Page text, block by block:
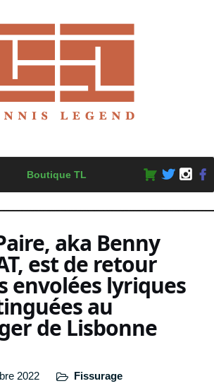
Boutique TL
aka Benny
est de retour
envolées lyriques
au
de Lisbonne
2022 Fissurage